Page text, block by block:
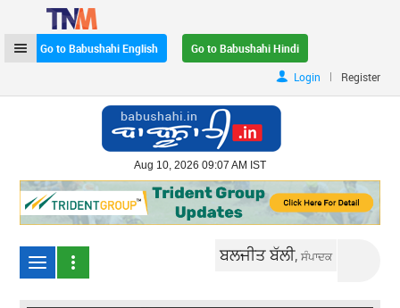
Go to Babushahi English
Go to Babushahi Hindi
Login
| Register
Aug 10, 2026 09:07 AM IST
ਬਲਜੀਤ ਬੱਲੀ,ਸੰਪਾਦਕ